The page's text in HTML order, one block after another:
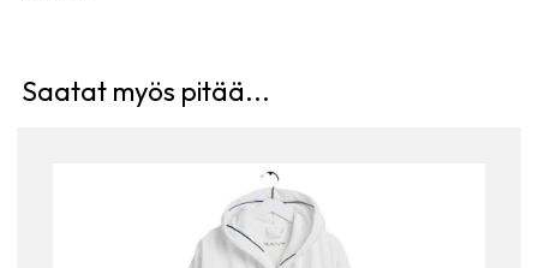
Saatat myös pitää...